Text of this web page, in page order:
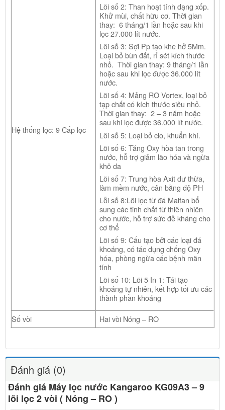
Hệ thống lọc: 9 Cấp lọc
Lõi số 2: Than hoạt tính dạng xốp.
Khử mùi, chất hữu cơ. Thời gian
thay: 6 tháng/1 lần hoặc sau khi
lọc 27.000 lít nước.
Lõi số 3: Sợi Pp tạo khe hở 5Mm.
Loại bỏ bùn đất, rỉ sét kích thước
nhỏ. Thời gian thay: 9 tháng/1 lần
hoặc sau khi lọc được 36.000 lít
nước.
Lõi số 4: Mảng RO Vortex, loại bỏ
tạp chất có kích thước siêu nhỏ.
Thời gian thay: 2 – 3 năm hoặc
sau khi lọc được 36.000 lít nước.
Lõi số 5: Loại bỏ clo, khuẩn khí.
Lõi số 6: Tăng Oxy hòa tan trong
nước, hỗ trợ giảm lão hóa và ngừa
khô da
Lõi số 7: Trung hòa Axit dư thừa,
làm mềm nước, cân bằng độ PH
Lỗi số 8:Lõi lọc từ đá Maifan bổ
sung các tinh chất từ thiên nhiên
cho nước, hỗ trợ sức đề kháng cho
cơ thể
Lõi số 9: Cấu tạo bởi các loại đá
khoáng, có tác dụng chống Oxy
hóa, phòng ngừa các bệnh mãn
tính
Lõi số 10: Lõi 5 In 1: Tái tạo
khoáng tự nhiên, kết hợp tối ưu các
thành phần khoáng
Số vòi
Hai vòi Nóng – RO
Đánh giá (0)
Đánh giá Máy lọc nước Kangaroo KG09A3 – 9
lõi lọc 2 vòi ( Nóng – RO )